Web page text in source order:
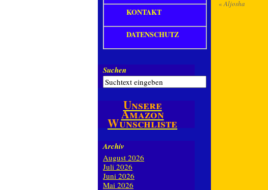
«Aljosha
KONTAKT
DATENSCHUTZ
Suchen
Unsere
Amazon
Wunschliste
Archiv
August 2026
Juli 2026
Juni 2026
Mai 2026